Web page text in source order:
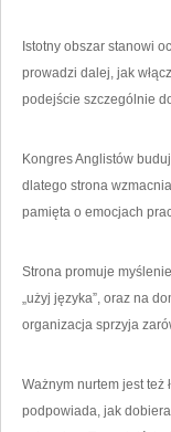
Istotny obszar stanowi
prowadzi dalej, jak
podejście szczególnie
Kongres Anglistów
dlatego strona
pamięta o emocjach
Strona promuje
„użyj języka”, oraz na
organizacja sprzyja
Ważnym nurtem jest
podpowiada, jak